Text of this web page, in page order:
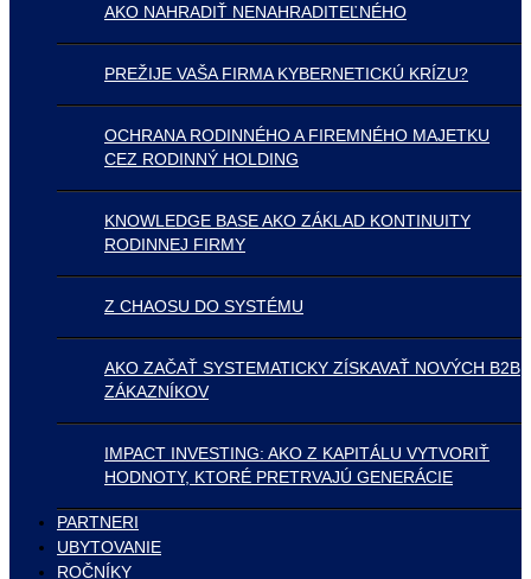
AKO NAHRADIŤ NENAHRADITEĽNÉHO
PREŽIJE VAŠA FIRMA KYBERNETICKÚ KRÍZU?
OCHRANA RODINNÉHO A FIREMNÉHO MAJETKU
CEZ RODINNÝ HOLDING
KNOWLEDGE BASE AKO ZÁKLAD KONTINUITY
RODINNEJ FIRMY
Z CHAOSU DO SYSTÉMU
AKO ZAČAŤ SYSTEMATICKY ZÍSKAVAŤ NOVÝCH B2B
ZÁKAZNÍKOV
IMPACT INVESTING: AKO Z KAPITÁLU VYTVORIŤ
HODNOTY, KTORÉ PRETRVAJÚ GENERÁCIE
PARTNERI
UBYTOVANIE
ROČNÍKY